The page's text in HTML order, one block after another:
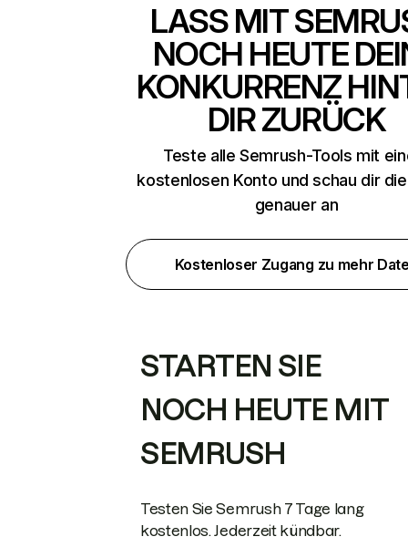
LASS MIT
NOCH HEUTE
KONKURRENZ
DIR ZURÜCK
Teste alle Semrush-Tools mit
kostenlosen Konto und schau dir
genauer an
Kostenloser Zugang zu mehr
STARTEN SIE
NOCH HEUTE MIT
SEMRUSH
Testen Sie Semrush 7 Tage lang
kostenlos. Jederzeit kündbar.